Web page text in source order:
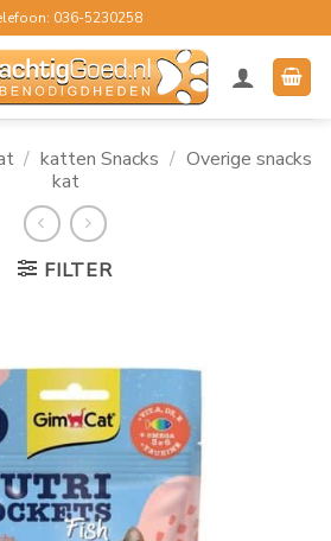
036-5230258
/ katten Snacks / Overige snacks
kat
FILTER